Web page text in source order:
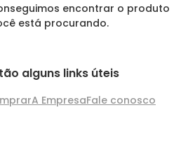
encontrar o produto
está procurando.
alguns links úteis
A EmpresaFale conosco